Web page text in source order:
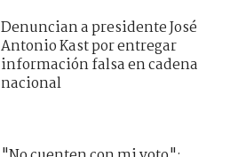
Denuncian a presidente José
Antonio Kast por entregar
información falsa en cadena
nacional